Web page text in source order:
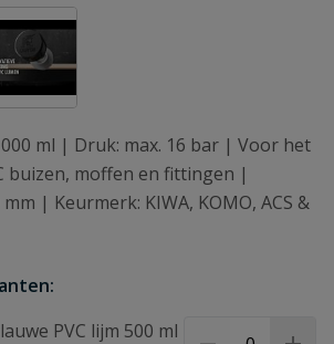
View larger image
ml | Druk: max. 16 bar | Voor het
buizen, moffen en fittingen |
| Keurmerk: KIWA, KOMO, ACS &
PVC lijm 500 ml